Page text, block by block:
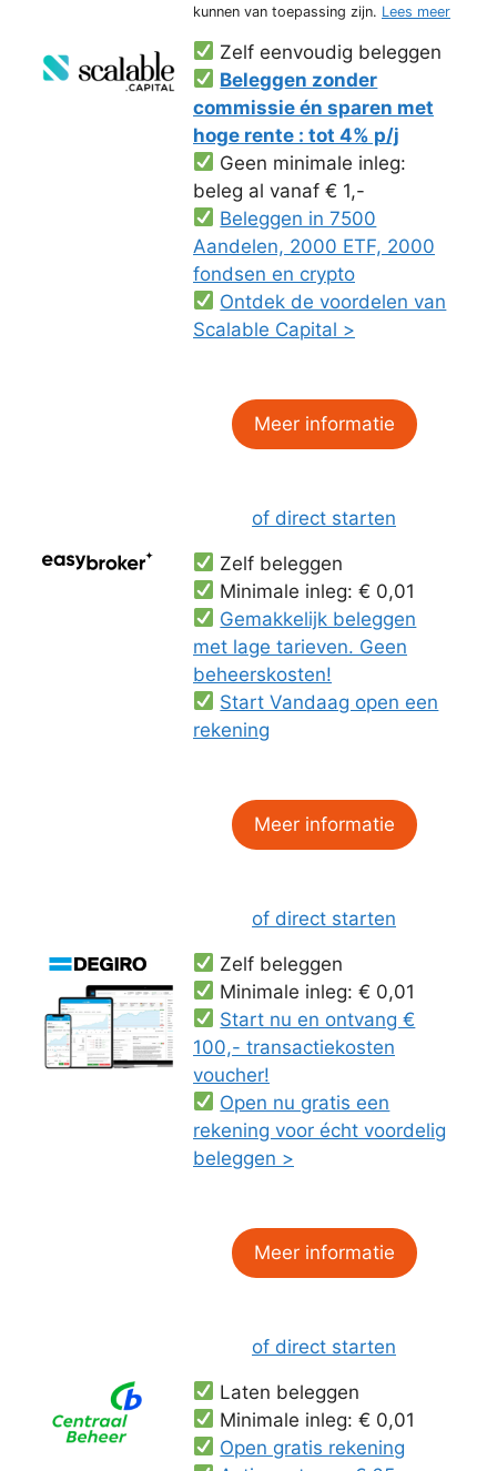
kunnen van toepassing zijn. Lees meer
Zelf eenvoudig beleggen
Beleggen zonder
commissie én sparen met
hoge rente : tot 4% p/j
Geen minimale inleg:
beleg al vanaf € 1,-
Beleggen in 7500
Aandelen, 2000 ETF, 2000
fondsen en crypto
Ontdek de voordelen van
Scalable Capital >
Meer informatie
of direct starten
Zelf beleggen
Minimale inleg: € 0,01
Gemakkelijk beleggen
met lage tarieven. Geen
beheerskosten!
Start Vandaag open een
rekening
Meer informatie
of direct starten
Zelf beleggen
Minimale inleg: € 0,01
Start nu en ontvang €
100,- transactiekosten
voucher!
Open nu gratis een
rekening voor écht voordelig
beleggen >
Meer informatie
of direct starten
Laten beleggen
Minimale inleg: € 0,01
Open gratis rekening